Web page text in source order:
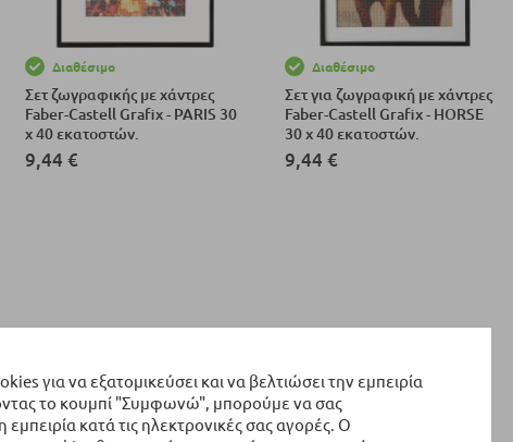
για να εξατομικεύσει και να βελτιώσει την εμπειρία
το κουμπί "Συμφωνώ", μπορούμε να σας
κατά τις ηλεκτρονικές σας αγορές. Ο
Διαθέσιμο
Σετ ζωγραφικής με χάντρες
Faber-Castell Grafix - PARIS 30
x 40 εκατοστών.
9,44 €
Διαθέσιμο
Σετ για ζωγραφική με χάντρες
Faber-Castell Grafix - HORSE
30 x 40 εκατοστών.
9,44 €